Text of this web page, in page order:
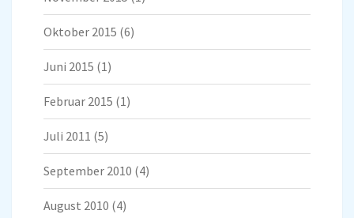
Oktober 2015 (6)
Juni 2015 (1)
Februar 2015 (1)
Juli 2011 (5)
September 2010 (4)
August 2010 (4)